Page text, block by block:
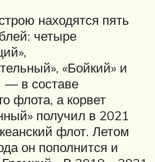
находятся пять
четыре
«Бойкий» и
— в составе
флота, а корвет
получил в 2021
флот. Летом
он пополнится и